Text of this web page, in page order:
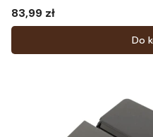
Cena
83,99 zł
Do